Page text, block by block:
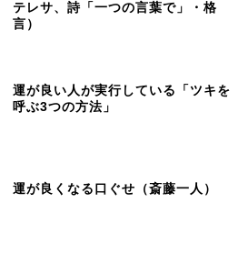
テレサ、詩「一つの言葉で」・格
言）
運が良い人が実行している「ツキを
呼ぶ3つの方法」
運が良くなる口ぐせ（斎藤一人）